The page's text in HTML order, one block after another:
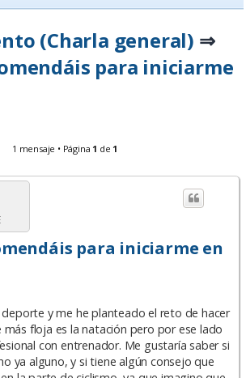
(Charla general) ⇒
para iniciarme
1 mensaje • Página 1 de 1
para iniciarme en
y me he planteado el reto de hacer
floja es la natación pero por ese lado
con entrenador. Me gustaría saber si
ya alguno, y si tiene algún consejo que